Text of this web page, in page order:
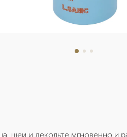
шеи и декольте мгновенно и